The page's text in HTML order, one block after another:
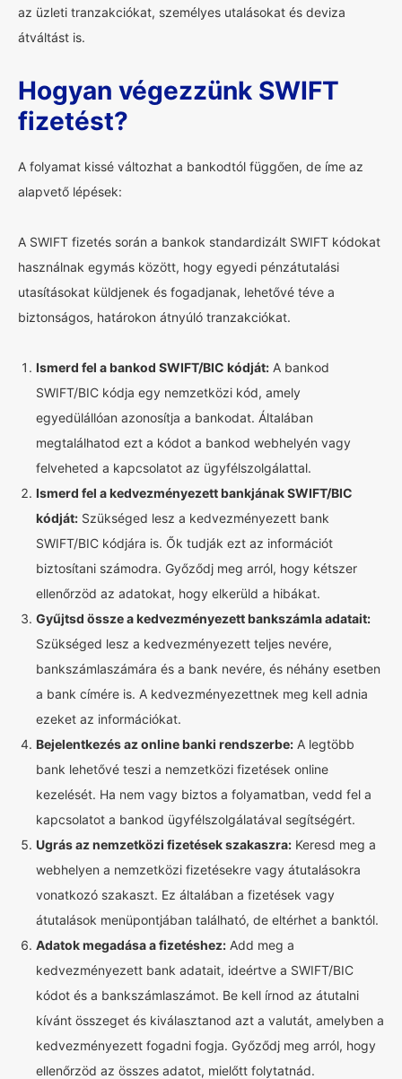
az üzleti tranzakciókat, személyes utalásokat és deviza
átváltást is.
Hogyan végezzünk SWIFT
fizetést?
A folyamat kissé változhat a bankodtól függően, de íme az
alapvető lépések:
A SWIFT fizetés során a bankok standardizált SWIFT kódokat
használnak egymás között, hogy egyedi pénzátutalási
utasításokat küldjenek és fogadjanak, lehetővé téve a
biztonságos, határokon átnyúló tranzakciókat.
Ismerd fel a bankod SWIFT/BIC kódját: A bankod
SWIFT/BIC kódja egy nemzetközi kód, amely
egyedülállóan azonosítja a bankodat. Általában
megtalálhatod ezt a kódot a bankod webhelyén vagy
felveheted a kapcsolatot az ügyfélszolgálattal.
Ismerd fel a kedvezményezett bankjának SWIFT/BIC
kódját: Szükséged lesz a kedvezményezett bank
SWIFT/BIC kódjára is. Ők tudják ezt az információt
biztosítani számodra. Győződj meg arról, hogy kétszer
ellenőrzöd az adatokat, hogy elkerüld a hibákat.
Gyűjtsd össze a kedvezményezett bankszámla adatait:
Szükséged lesz a kedvezményezett teljes nevére,
bankszámlaszámára és a bank nevére, és néhány esetben
a bank címére is. A kedvezményezettnek meg kell adnia
ezeket az információkat.
Bejelentkezés az online banki rendszerbe: A legtöbb
bank lehetővé teszi a nemzetközi fizetések online
kezelését. Ha nem vagy biztos a folyamatban, vedd fel a
kapcsolatot a bankod ügyfélszolgálatával segítségért.
Ugrás az nemzetközi fizetések szakaszra: Keresd meg a
webhelyen a nemzetközi fizetésekre vagy átutalásokra
vonatkozó szakaszt. Ez általában a fizetések vagy
átutalások menüpontjában található, de eltérhet a banktól.
Adatok megadása a fizetéshez: Add meg a
kedvezményezett bank adatait, ideértve a SWIFT/BIC
kódot és a bankszámlaszámot. Be kell írnod az átutalni
kívánt összeget és kiválasztanod azt a valutát, amelyben a
kedvezményezett fogadni fogja. Győződj meg arról, hogy
ellenőrzöd az összes adatot, mielőtt folytatnád.